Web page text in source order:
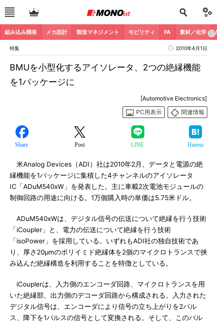
組み込み開発 メカ設計 製造マネジメント モビリティ FA 素材／化学
特集 2010年4月1日
BMUを小型化するアイソレータ、2つの絶縁機能
を1パッケージに
[Automotive Electronics]
PC用表示
関連情報
Share Post LINE Hatena
米Analog Devices（ADI）社は2010年2月、データと電源の絶
縁機能を1パッケージに集積した4チャンネルのアイソレータ
IC「ADuM540xW」を発表した。主に車載2次電池モジュールの
制御回路の用途に向ける。1万個購入時の単価は5.75米ドル。
ADuM540xWは、デジタル信号の伝送について絶縁を行う技術
「iCoupler」と、電力の伝送について絶縁を行う技術
「isoPower」を採用している。いずれもADI社の独自技術であ
り、厚さ20μmのポリイミド絶縁体を2個のマイクロトランスで挟
み込んだ絶縁構造を利用することを特徴としている。
iCouplerは、入力側のエンコーダ回路、マイクロトランスを用
いた絶縁部、出力側のデコーダ回路から構成される。入力された
デジタル信号は、エンコーダにより信号の立ち上がりを2パル
ス、降下を1パルスの信号として変換される。そして、このパル